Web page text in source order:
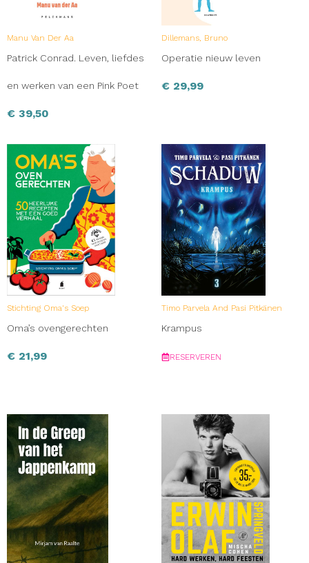
Manu Van Der Aa
Patrick Conrad. Leven, liefdes
en werken van een Pink Poet
€ 39,50
Dillemans, Bruno
Operatie nieuw leven
€ 29,99
Stichting Oma's Soep
Oma’s ovengerechten
€ 21,99
Timo Parvela And Pasi Pitkänen
Krampus
RESERVEREN